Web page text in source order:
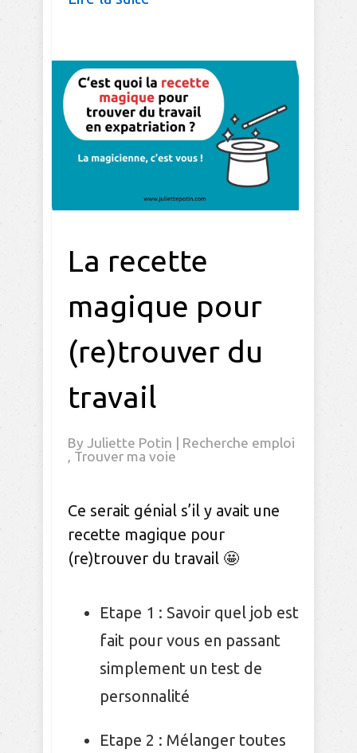
La recette
magique pour
(re)trouver du
travail
By Juliette Potin | Recherche emploi
, Trouver ma voie
Ce serait génial s’il y avait une
recette magique pour
(re)trouver du travail 🤩
Etape 1 : Savoir quel job est
fait pour vous en passant
simplement un test de
personnalité
Etape 2 : Mélanger toutes